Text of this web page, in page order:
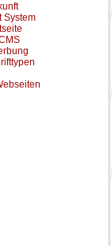
System